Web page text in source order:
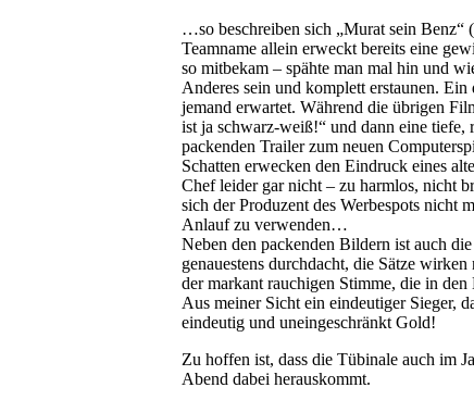
…so beschreiben sich „Murat sein Benz“
Teamname allein erweckt bereits eine
so mitbekam – spähte man mal hin und
Anderes sein und komplett erstaunen.
jemand erwartet. Während die übrigen
ist ja schwarz-weiß!“ und dann eine tiefe,
packenden Trailer zum neuen
Schatten erwecken den Eindruck eines
Chef leider gar nicht – zu harmlos, nicht
sich der Produzent des Werbespots nicht
Anlauf zu verwenden…
Neben den packenden Bildern ist auch
genauestens durchdacht, die Sätze
der markant rauchigen Stimme, die in
Aus meiner Sicht ein eindeutiger Sieger,
eindeutig und uneingeschränkt Gold!
Zu hoffen ist, dass die Tübinale auch im
Abend dabei herauskommt.